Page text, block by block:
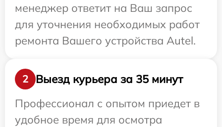
менеджер ответит на Ваш запрос
для уточнения необходимых работ
ремонта Вашего устройства Autel.
2
Выезд курьера за 35 минут
Профессионал с опытом приедет в
удобное время для осмотра